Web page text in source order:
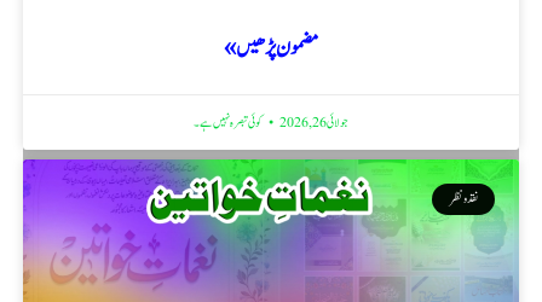
مضمون پڑھیں »
جولائی 26, 2026 کوئی تبصرہ نہیں ہے۔
نقد ونظر